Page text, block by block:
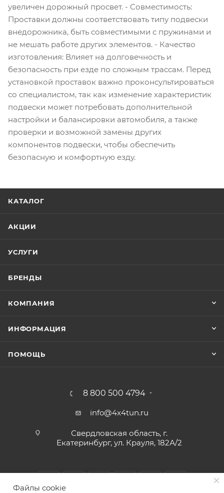
увеличен дорожный просвет. - Совместимость:
Проставки должны соответствовать типу подвески
внедорожника, быть совместимыми с пружинами и
не мешать работе других элементов. - Качество
изготовления: Влияет на долговечность и
безопасность при езде по сложным трассам. Перед
установкой проставок важно проконсультироваться
со специалистом, так как изменение характеристик
подвески может потребовать дополнительной
настройки и балансировки автомобиля, а также
проверки и возможной замены других
компонентов подвески, чтобы обеспечить
безопасную и комфортную езду.
КАТАЛОГ
АКЦИИ
УСЛУГИ
БРЕНДЫ
КОМПАНИЯ
ИНФОРМАЦИЯ
ПОМОЩЬ
8 800 500 4794
info@4x4tun.ru
Свердловская область, г.
Екатеринбург, ул. Крауля, 182А/2
Файлы cookie